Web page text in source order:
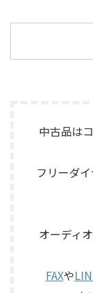
PR15パッシブラ
LE85ドライバー、
「No.26L / PLS-
プのプリアンプ
替、ボリューム、
位相切替、バラ
ードの有無、電
接続ケーブル、
ョン、取扱説明
有無を確認しなが
しました。 買取
Levinson N ...
中古品は
フリーダ
オーディ
FAXや